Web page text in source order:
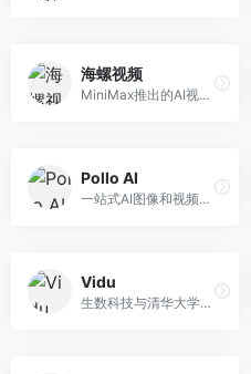
海螺视频
MiniMax推出的AI视频生成工具，支持高质量视频创作。面向内容创作者，提供文生视频、视频编辑等功能，生成速度快，视频效果自然流畅。
Pollo AI
一站式AI图像和视频创作平台，整合多种生成工具。面向内容创作者，提供文生图、文生视频、视频编辑等服务，创作工具全面，一站式体验便捷。
Vidu
生数科技与清华大学联合研发的AI视频生成大模型。面向视频创作者和内容生产者，支持文生视频、图生视频，视频质量高，物理运动理解准确，国产视频生成领先工具。